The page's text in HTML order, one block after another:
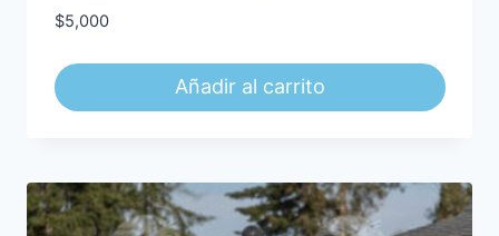
$5,000
Añadir al carrito